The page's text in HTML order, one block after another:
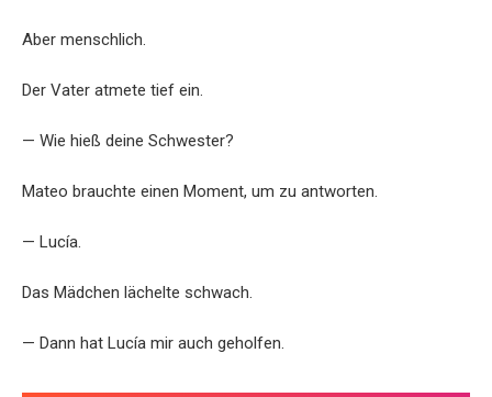
Aber menschlich.
Der Vater atmete tief ein.
— Wie hieß deine Schwester?
Mateo brauchte einen Moment, um zu antworten.
— Lucía.
Das Mädchen lächelte schwach.
— Dann hat Lucía mir auch geholfen.